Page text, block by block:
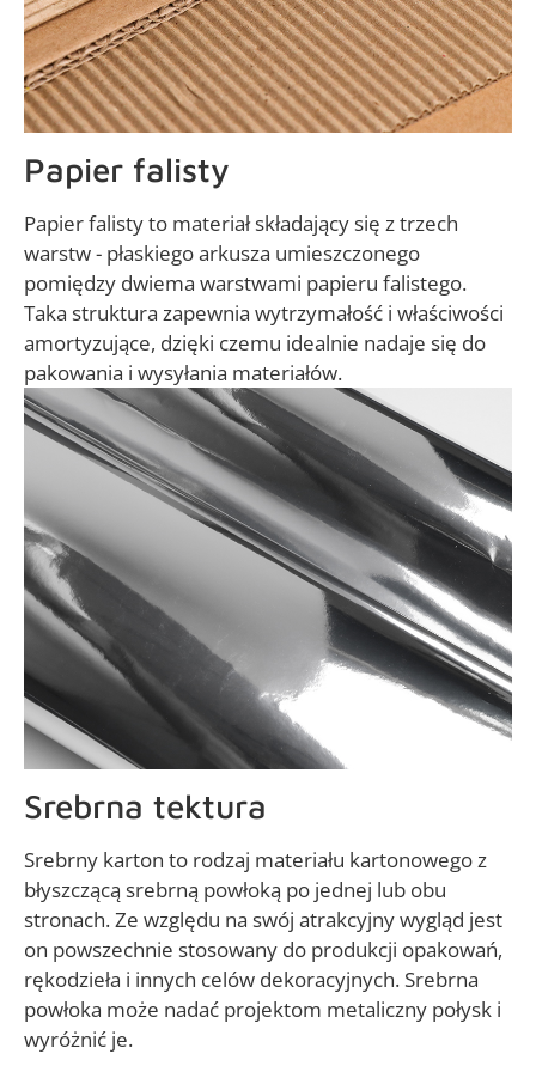
Papier falisty
Papier falisty to materiał składający się z trzech
warstw - płaskiego arkusza umieszczonego
pomiędzy dwiema warstwami papieru falistego.
Taka struktura zapewnia wytrzymałość i właściwości
amortyzujące, dzięki czemu idealnie nadaje się do
pakowania i wysyłania materiałów.
Srebrna tektura
Srebrny karton to rodzaj materiału kartonowego z
błyszczącą srebrną powłoką po jednej lub obu
stronach. Ze względu na swój atrakcyjny wygląd jest
on powszechnie stosowany do produkcji opakowań,
rękodzieła i innych celów dekoracyjnych. Srebrna
powłoka może nadać projektom metaliczny połysk i
wyróżnić je.